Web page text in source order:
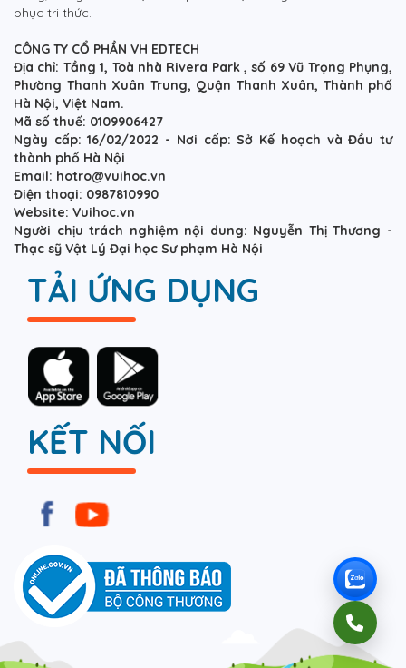
phục tri thức.
CÔNG TY CỔ PHẦN VH EDTECH
Địa chỉ: Tầng 1, Toà nhà Rivera Park , số 69 Vũ Trọng Phụng,
Phường Thanh Xuân Trung, Quận Thanh Xuân, Thành phố
Hà Nội, Việt Nam.
Mã số thuế: 0109906427
Ngày cấp: 16/02/2022 - Nơi cấp: Sở Kế hoạch và Đầu tư
thành phố Hà Nội
Email: hotro@vuihoc.vn
Điện thoại: 0987810990
Website: Vuihoc.vn
Người chịu trách nghiệm nội dung: Nguyễn Thị Thương -
Thạc sỹ Vật Lý Đại học Sư phạm Hà Nội
TẢI ỨNG DỤNG
KẾT NỐI